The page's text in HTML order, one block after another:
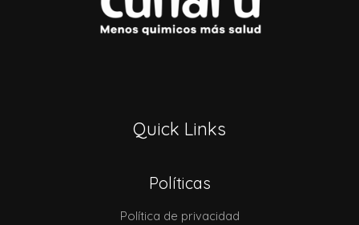
Quick Links
Políticas
Política de privacidad